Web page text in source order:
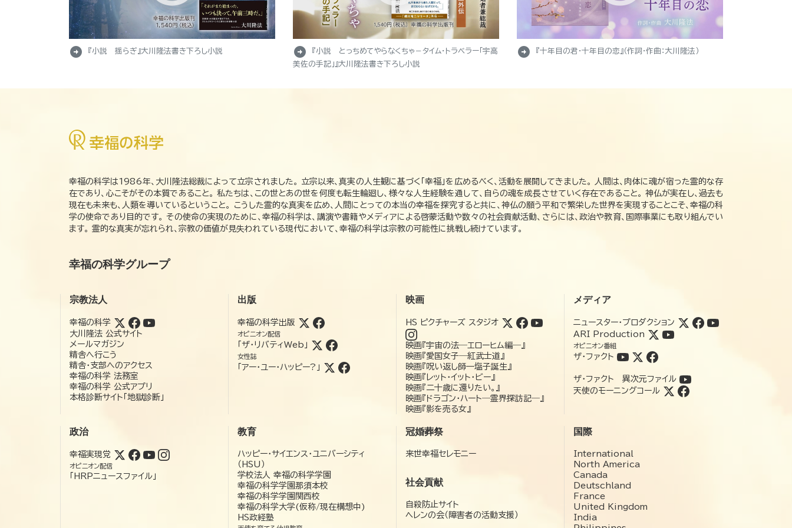
arrow_circle_right 『小説 揺らぎ』大川隆法書き下ろし小説 arrow_circle_right
『小説 とっちめてやらなくちゃ－タイム・トラベラー「宇高
美佐の手記」』大川隆法書き下ろし小説
arrow_circle_right 『十年目の君・十年目の恋』（作詞・作曲：大川隆法）
幸福の科学は1986年、大川隆法総裁によって立宗されました。 立宗以来、真実の人生観に基づく「幸福」を広めるべく、活動を展開してきました。 人間は、肉体に魂が宿った霊的な存
在であり、心こそがその本質であること。 私たちは、この世とあの世を何度も転生輪廻し、様々な人生経験を通して、自らの魂を成長させていく存在であること。 神仏が実在し、過去も
現在も未来も、人類を導いているということ。 こうした霊的な真実を広め、人間にとっての本当の幸福を探究すると共に、神仏の願う平和で繁栄した世界を実現することこそ、幸福の科
学の使命であり目的です。 その使命の実現のために、幸福の科学は、講演や書籍やメディアによる啓蒙活動や数々の社会貢献活動、さらには、政治や教育、国際事業にも取り組んでい
ます。 霊的な真実が忘れられ、宗教の価値が見失われている現代において、幸福の科学は宗教の可能性に挑戦し続けています。
幸福の科学グループ
宗教法人
幸福の科学
大川隆法 公式サイト
メールマガジン
精舎へ行こう
精舎・支部へのアクセス
幸福の科学 法務室
幸福の科学 公式アプリ
本格診断サイト「地獄診断」
出版
幸福の科学出版
オピニオン配信
「ザ・リバティWeb」
女性誌
「アー・ユー・ハッピー?」
映画
HS ピクチャーズ スタジオ
映画『宇宙の法―エローヒム編―』
映画『愛国女子―紅武士道』
映画『呪い返し師—塩子誕生』
映画『レット・イット・ビー』
映画『二十歳に還りたい。』
映画『ドラゴン・ハート―霊界探訪記―』
映画『影を売る女』
メディア
ニュースター・プロダクション
ARI Production
オピニオン番組
ザ・ファクト
ザ・ファクト 異次元ファイル
天使のモーニングコール
政治
幸福実現党
オピニオン配信
「HRPニュースファイル」
教育
ハッピー・サイエンス・ユニバーシティ
（HSU）
学校法人 幸福の科学学園
幸福の科学学園那須本校
幸福の科学学園関西校
幸福の科学大学(仮称/現在構想中)
HS政経塾
冠婚葬祭
来世幸福セレモニー
社会貢献
自殺防止サイト
ヘレンの会（障害者の活動支援）
国際
International
North America
Canada
Deutschland
France
United Kingdom
India